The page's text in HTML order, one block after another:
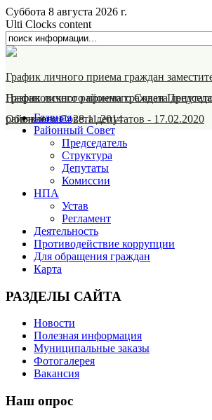
Суббота 8 августа 2026 г.
Ulti Clocks content
График личного приема граждан
Назрановского районного Совета
График личного приема граждан
районного Совета депутатов - 17.02.2020
Объявление-28.11.2014
Главная
Районный Совет
Председатель
Структура
Депутаты
Комиссии
НПА
Устав
Регламент
Деятельность
Противодействие коррупции
Для обращения граждан
Карта
РАЗДЕЛЫ САЙТА
Новости
Полезная информация
Муниципальные заказы
Фотогалерея
Вакансия
Наш опрос